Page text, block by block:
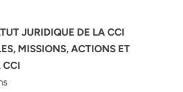
JURIDIQUE DE LA CCI
MISSIONS, ACTIONS ET
CCI